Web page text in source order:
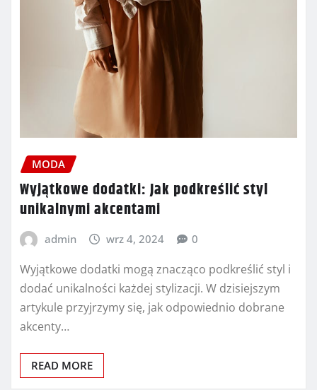
MODA
Wyjątkowe dodatki: Jak podkreślić styl
unikalnymi akcentami
admin wrz 4, 2024 0
Wyjątkowe dodatki mogą znacząco podkreślić styl i
dodać unikalności każdej stylizacji. W dzisiejszym
artykule przyjrzymy się, jak odpowiednio dobrane
akcenty…
READ MORE